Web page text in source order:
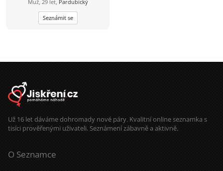
Muž, 29 let, Pardubický
Seznámit se
Už 16 let dáváme dohromady nové páry. Kvalitní online seznamka s
tisíci prověřenými uživateli. Seznámení zábavně a aktivně.
O Seznamce